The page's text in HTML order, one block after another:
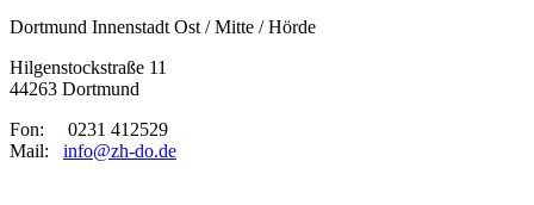
Dortmund Innenstadt Ost / Mitte / Hörde
Hilgenstockstraße 11
44263 Dortmund
Fon: 0231 412529
Mail: info@zh-do.de